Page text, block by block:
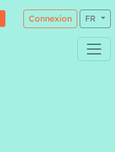
Connexion FR